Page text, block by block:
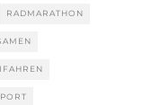
RADMARATHON